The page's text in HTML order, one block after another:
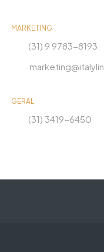
MARKETING
(31) 9 9783-8193
GERAL
(31) 3419-6450